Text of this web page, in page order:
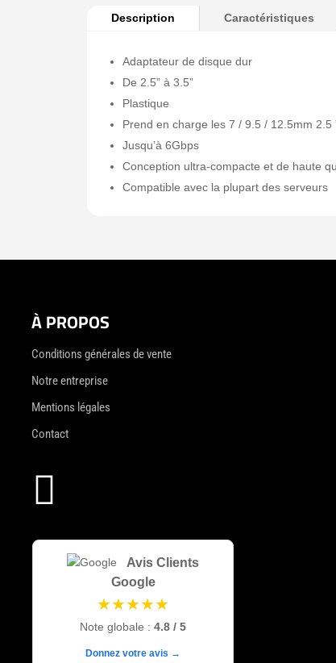
Description Caractéristiques
Adaptateur de disque dur
De 2.5” à 3.5”
Plastique
Prend en charge les 7 / 9.5 / 12.5mm 2.5
Jusqu’à 6Gbps
Conception ultra-compacte et de haute
Compatible avec la plupart des serveurs
À PROPOS
Conditions générales de vente
Notre entreprise
Mentions légales
Contact

Avis Clients
Google
★★★★★
Note globale : 4.8 / 5
Donnez votre avis →